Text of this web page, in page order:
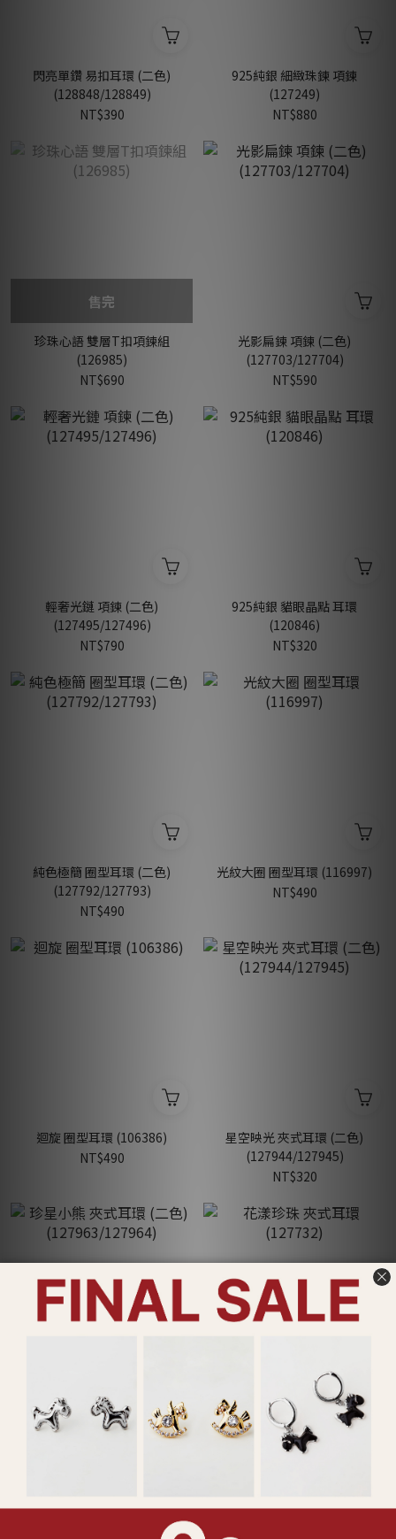
閃亮單鑽 易扣耳環 (二色)
(128848/128849)
NT$390
925純銀 細緻珠鍊 項鍊
(127249)
NT$880
售完
珍珠心語 雙層T扣項鍊組
(126985)
NT$690
光影扁鍊 項鍊 (二色)
(127703/127704)
NT$590
輕奢光鏈 項鍊 (二色)
(127495/127496)
NT$790
925純銀 貓眼晶點 耳環
(120846)
NT$320
純色極簡 圈型耳環 (二色)
(127792/127793)
NT$490
光紋大圈 圈型耳環 (116997)
NT$490
迴旋 圈型耳環 (106386)
NT$490
星空映光 夾式耳環 (二色)
(127944/127945)
NT$320
珍星小熊 夾式耳環 (二色)
(127963/127964)
花漾珍珠 夾式耳環 (127732)
NT$490